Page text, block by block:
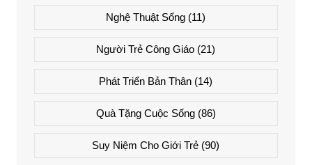
Nghệ Thuật Sống (11)
Người Trẻ Công Giáo (21)
Phát Triển Bản Thân (14)
Quà Tặng Cuộc Sống(86)
Suy Niệm Cho Giới Trẻ (90)